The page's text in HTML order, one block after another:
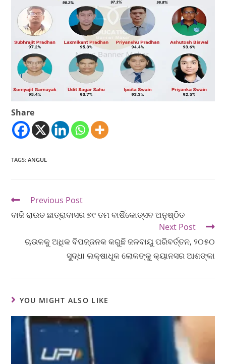
Share
TAGS:ANGUL
Previous Post
ବାଜି ରାଉତ ଛାତ୍ରାବାସର ୭୯ ତମ ବାର୍ଷିକୋତ୍ସବ ଅନୁଷ୍ଠିତ
Next Post
ଚାଉଳକୁ ଅଧିକ ବିପଜ୍ଜନକ କରୁଛି ଜଳବାୟୁ ପରିବର୍ତ୍ତନ, ୨୦୫୦
ସୁଦ୍ଧା ଲକ୍ଷାଧୂକ ଲୋକଙ୍କୁ କ୍ୟାନସର ଆଶଙ୍କା
YOU MIGHT ALSO LIKE